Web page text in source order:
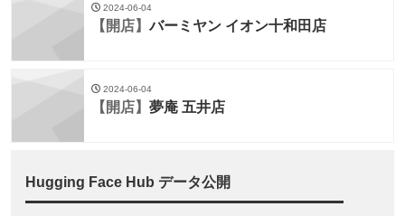
2024-06-04
【開店】バーミヤン イオン十和田店
2024-06-04
【開店】 夢庵 五井店
Hugging Face Hub データ公開